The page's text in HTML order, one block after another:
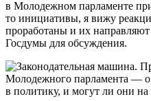
в Молодежном парламенте
то инициативы, я вижу
проработаны и их
Госдумы для обсуждения.